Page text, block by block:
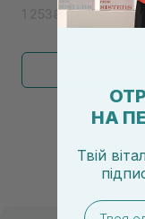
1 253₴1 670₴
НА
Твій
email